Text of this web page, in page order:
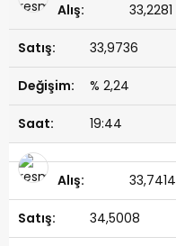
33,2281
33,9736
% 2,24
19:44
33,7414
34,5008